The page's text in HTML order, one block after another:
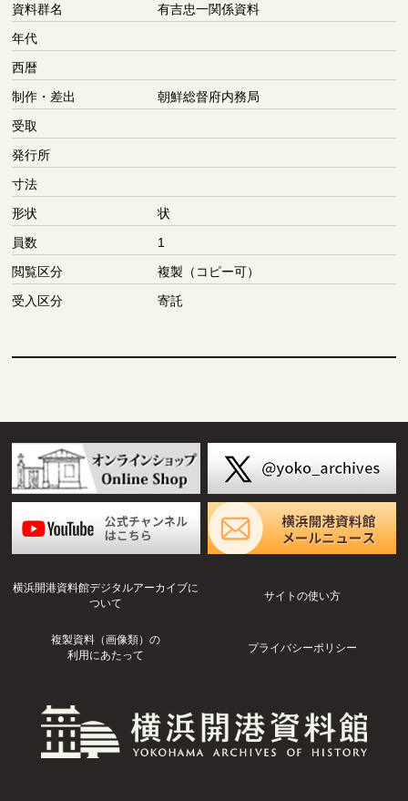
資料群名
有吉忠一関係資料
年代
西暦
制作・差出
朝鮮総督府内務局
受取
発行所
寸法
形状
状
員数
1
閲覧区分
複製（コピー可）
受入区分
寄託
横浜開港資料館デジタルアーカイブに
ついて
サイトの使い方
複製資料（画像類）の
利用にあたって
プライバシーポリシー